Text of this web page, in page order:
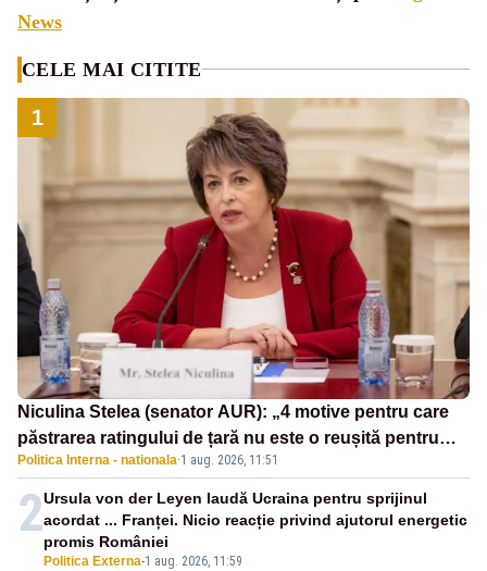
News
CELE MAI CITITE
1
Niculina Stelea (senator AUR): „4 motive pentru care
păstrarea ratingului de țară nu este o reușită pentru
Guvernul Bolojan”
Politica Interna - nationala·1 aug. 2026, 11:51
2
Politica Externa-1 aug. 2026, 11:59
Ursula von der Leyen laudă Ucraina pentru sprijinul
acordat ... Franței. Nicio reacție privind ajutorul energetic
promis României